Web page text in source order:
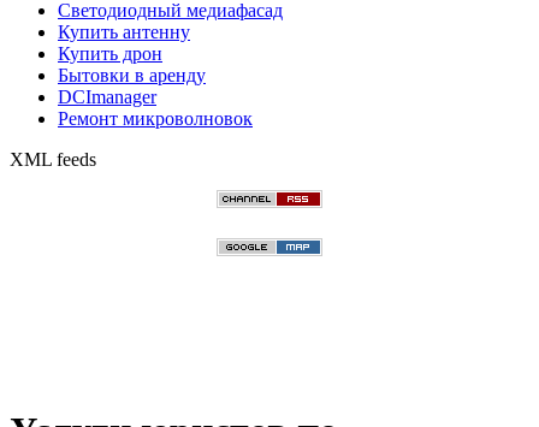
Светодиодный медиафасад
Купить антенну
Купить дрон
Бытовки в аренду
DCImanager
Ремонт микроволновок
XML feeds